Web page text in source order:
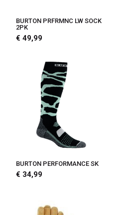
BURTON PRFRMNC LW SOCK
2PK
€ 49,99
BURTON PERFORMANCE SK
€ 34,99